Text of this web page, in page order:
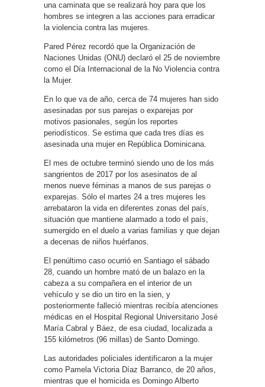
una caminata que se realizará hoy para que los
hombres se integren a las acciones para erradicar
la violencia contra las mujeres.
Pared Pérez recordó que la Organización de
Naciones Unidas (ONU) declaró el 25 de noviembre
como el Día Internacional de la No Violencia contra
la Mujer.
En lo que va de año, cerca de 74 mujeres han sido
asesinadas por sus parejas o exparejas por
motivos pasionales, según los reportes
periodísticos. Se estima que cada tres días es
asesinada una mujer en República Dominicana.
El mes de octubre terminó siendo uno de los más
sangrientos de 2017 por los asesinatos de al
menos nueve féminas a manos de sus parejas o
exparejas. Sólo el martes 24 a tres mujeres les
arrebataron la vida en diferentes zonas del país,
situación que mantiene alarmado a todo el país,
sumergido en el duelo a varias familias y que dejan
a decenas de niños huérfanos.
El penúltimo caso ocurrió en Santiago el sábado
28, cuando un hombre mató de un balazo en la
cabeza a su compañera en el interior de un
vehículo y se dio un tiro en la sien, y
posteriormente falleció mientras recibía atenciones
médicas en el Hospital Regional Universitario José
María Cabral y Báez, de esa ciudad, localizada a
155 kilómetros (96 millas) de Santo Domingo.
Las autoridades policiales identificaron a la mujer
como Pamela Victoria Díaz Barranco, de 20 años,
mientras que el homicida es Domingo Alberto